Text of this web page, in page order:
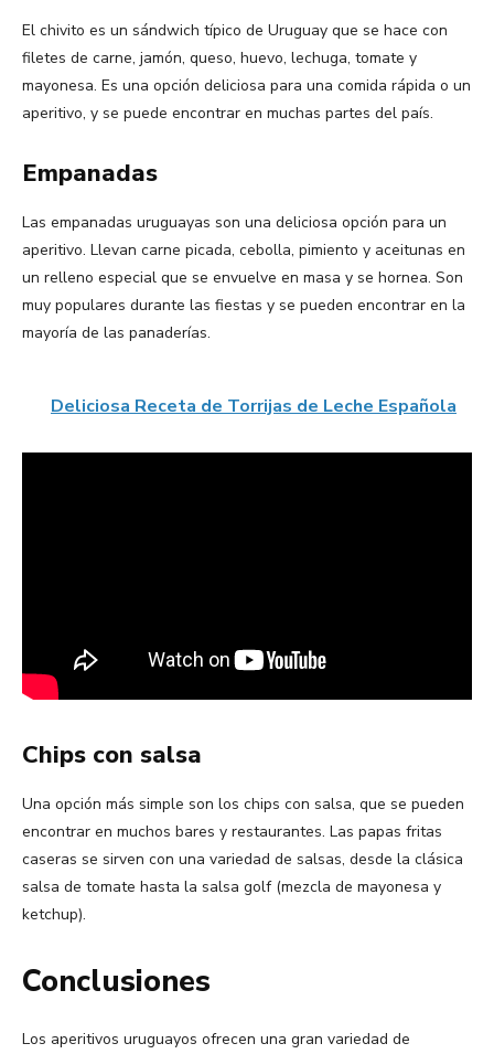
El chivito es un sándwich típico de Uruguay que se hace con
filetes de carne, jamón, queso, huevo, lechuga, tomate y
mayonesa. Es una opción deliciosa para una comida rápida o un
aperitivo, y se puede encontrar en muchas partes del país.
Empanadas
Las empanadas uruguayas son una deliciosa opción para un
aperitivo. Llevan carne picada, cebolla, pimiento y aceitunas en
un relleno especial que se envuelve en masa y se hornea. Son
muy populares durante las fiestas y se pueden encontrar en la
mayoría de las panaderías.
Deliciosa Receta de Torrijas de Leche Española
Chips con salsa
Una opción más simple son los chips con salsa, que se pueden
encontrar en muchos bares y restaurantes. Las papas fritas
caseras se sirven con una variedad de salsas, desde la clásica
salsa de tomate hasta la salsa golf (mezcla de mayonesa y
ketchup).
Conclusiones
Los aperitivos uruguayos ofrecen una gran variedad de